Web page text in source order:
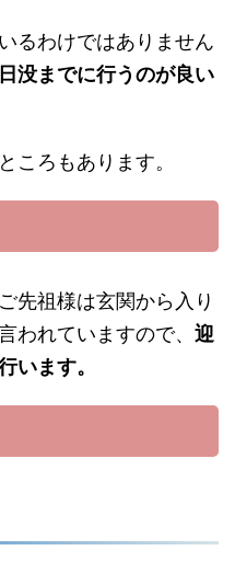
るわけではありません
没までに行うのが良い
ころもあります。
先祖様は玄関から入り
われていますので、 迎
います。